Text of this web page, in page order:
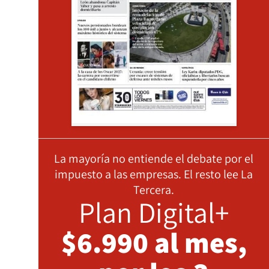
La mayoría no entiende el debate por el
impuesto a las empresas. El resto lee La
Tercera.
Plan Digital+
$6.990 al mes,